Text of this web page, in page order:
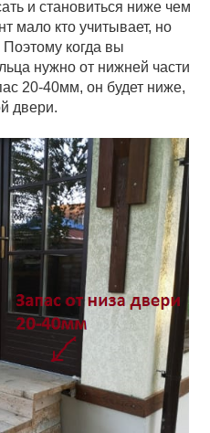
и становиться ниже чем
мало кто учитывает, но
когда вы
нужно от нижней части
20-40мм, он будет ниже,
двери.